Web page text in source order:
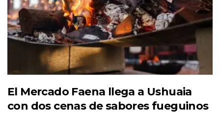
El Mercado Faena llega a Ushuaia
con dos cenas de sabores fueguinos